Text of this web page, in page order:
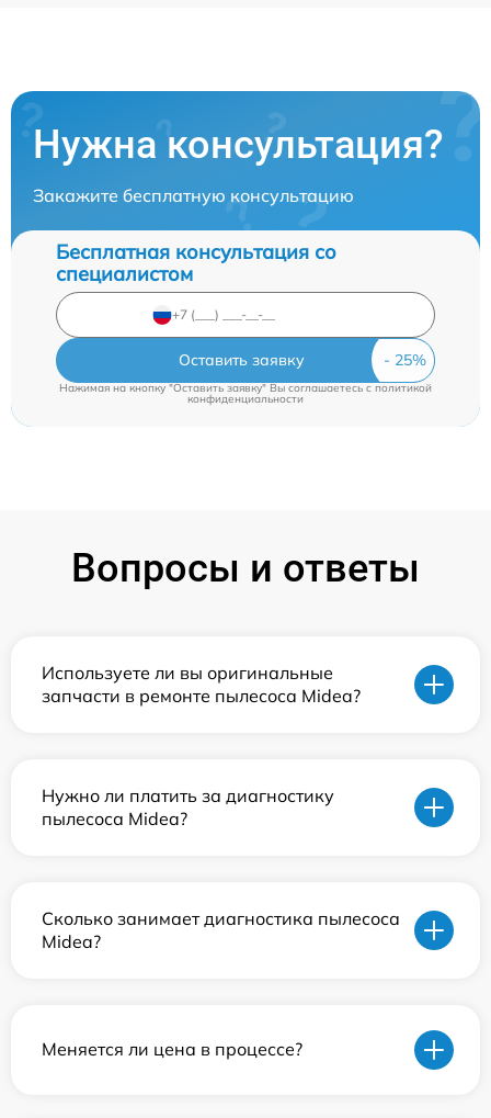
Нужна консультация?
Закажите бесплатную консультацию
Бесплатная консультация со
специалистом
Оставить заявку
Нажимая на кнопку "Оставить заявку" Вы соглашаетесь cполитикой
конфиденциальности
Вопросы и ответы
Используете ли вы оригинальные
запчасти в ремонте пылесоса Midea?
Нужно ли платить за диагностику
пылесоса Midea?
Сколько занимает диагностика пылесоса
Midea?
Меняется ли цена в процессе?